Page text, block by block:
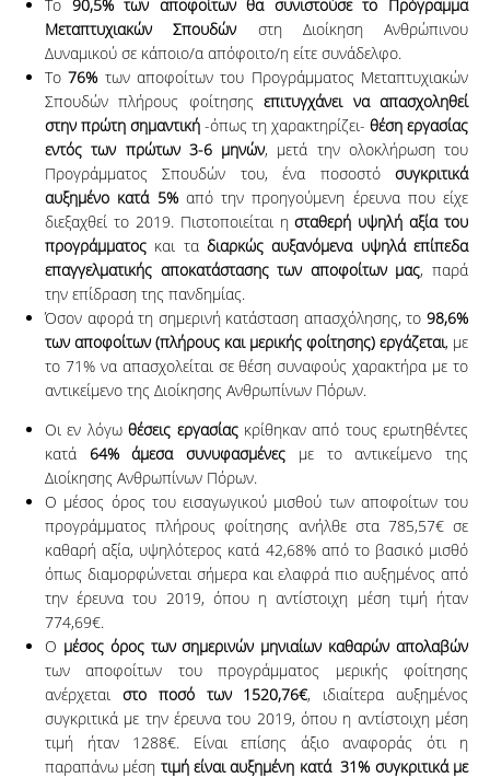
Το 90,5% των αποφοίτων θα συνιστούσε το Πρόγραμμα
Μεταπτυχιακών
Σπουδών στη Διοίκηση Ανθρώπινου
Δυναμικού σε κάποιο/α απόφοιτο/η είτε συνάδελφο.
Το76% των αποφοίτων του Προγράμματος Μεταπτυχιακών
Σπουδών πλήρους φοίτησηςεπιτυγχάνει να απασχοληθεί
στην πρώτη σημαντική -όπως τη χαρακτηρίζει- θέση εργασίας
εντός των πρώτων 3-6 μηνών, μετά την ολοκλήρωση του
Προγράμματος Σπουδών του, ένα ποσοστό συγκριτικά
αυξημένο κατά 5%από την προηγούμενη έρευνα που είχε
διεξαχθεί το 2019. Πιστοποιείται ησταθερή υψηλή αξία του
προγράμματος και τα διαρκώς αυξανόμενα υψηλά επίπεδα
επαγγελματικής αποκατάστασης των αποφοίτων μας, παρά
την επίδραση της πανδημίας.
Όσον αφορά τη σημερινή κατάσταση απασχόλησης, το 98,6%
των αποφοίτων (πλήρους και μερικής φοίτησης) εργάζεται, με
το 71% να απασχολείται σε θέση συναφούς χαρακτήρα με το
αντικείμενο της Διοίκησης Ανθρωπίνων Πόρων.
Οι εν λόγωθέσεις εργασίαςκρίθηκαν από τους ερωτηθέντες
κατά 64% άμεσα συνυφασμένες με το αντικείμενο της
Διοίκησης Ανθρωπίνων Πόρων.
Ο μέσος όρος του εισαγωγικού μισθού των αποφοίτων του
προγράμματος πλήρους φοίτησης ανήλθε στα 785,57€ σε
καθαρή αξία, υψηλότερος κατά 42,68% από το βασικό μισθό
όπως διαμορφώνεται σήμερα και ελαφρά πιο αυξημένος από
την έρευνα του 2019, όπου η αντίστοιχη μέση τιμή ήταν
774,69€.
Ο μέσος όρος των σημερινών μηνιαίων καθαρών απολαβών
των αποφοίτων του προγράμματος μερικής φοίτησης
ανέρχεται στο ποσό των 1520,76€, ιδιαίτερα αυξημένος
συγκριτικά με την έρευνα του 2019, όπου η αντίστοιχη μέση
τιμή ήταν 1288€. Είναι επίσης άξιο αναφοράς ότι η
παραπάνω μέση τιμή είναι αυξημένη κατά 31% συγκριτικά με